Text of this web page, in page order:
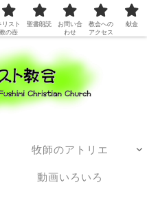
オブ・ゴッド教団
牧師のアトリエ
動画いろいろ
リスト
教の壺
聖書朗読
お問い合
わせ
教会への
アクセス
献金